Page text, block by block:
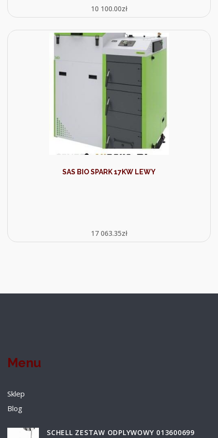
10 100.00zł
SAS BIO SPARK 17KW LEWY
17 063.35zł
Menu
Sklep
Blog
SCHELL ZESTAW ODPLYWOWY 013600699